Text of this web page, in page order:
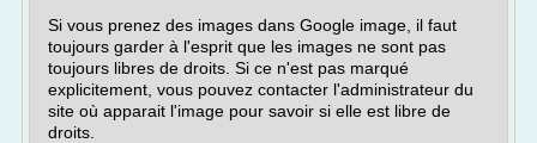
Si vous prenez des images dans Google image, il faut
toujours garder à l'esprit que les images ne sont pas
toujours libres de droits. Si ce n'est pas marqué
explicitement, vous pouvez contacter l'administrateur du
site où apparait l'image pour savoir si elle est libre de
droits.